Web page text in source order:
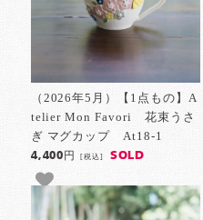
（2026年5月）【1点もの】A
telier Mon Favori 花束うさ
ぎ マグカップ At18-1
4,400円[税込] SOLD